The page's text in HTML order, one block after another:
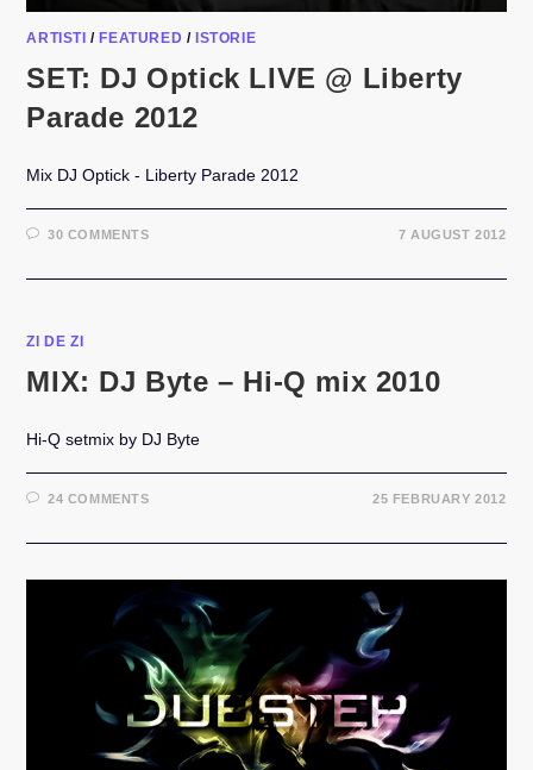
ARTISTI /FEATURED /ISTORIE
SET: DJ Optick LIVE @ Liberty
Parade 2012
Mix DJ Optick - Liberty Parade 2012
30 COMMENTS 7 AUGUST 2012
ZI DE ZI
MIX: DJ Byte – Hi-Q mix 2010
Hi-Q setmix by DJ Byte
24 COMMENTS 25 FEBRUARY 2012